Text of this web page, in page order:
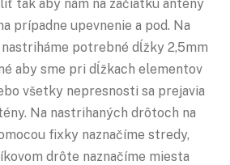
tak aby nám na začiatku antény
prípadne upevnenie a pod. Na
potrebné dĺžky 2,5mm
aby sme pri dĺžkach elementov
všetky nepresnosti sa prejavia
Na nastrihaných drôtoch na
fixky naznačíme stredy,
drôte naznačíme miesta